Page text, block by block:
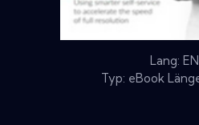
Lang:
Typ: eBook